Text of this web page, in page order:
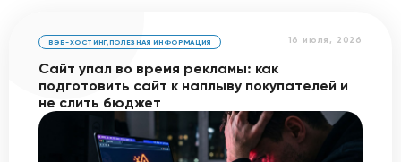
16 июля, 2026
ВЭБ-ХОСТИНГ,ПОЛЕЗНАЯ ИНФОРМАЦИЯ
Сайт упал во время рекламы: как
подготовить сайт к наплыву покупателей и
не слить бюджет